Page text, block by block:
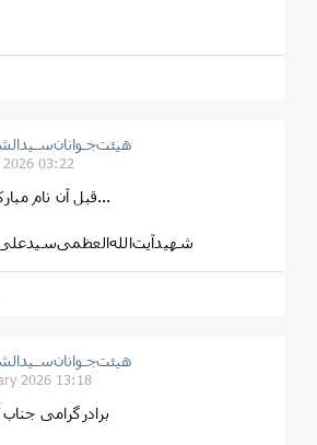
03:22
قبل آن نام مبارک بنویسید #شهید...
2026 13:18
برادرگرامی